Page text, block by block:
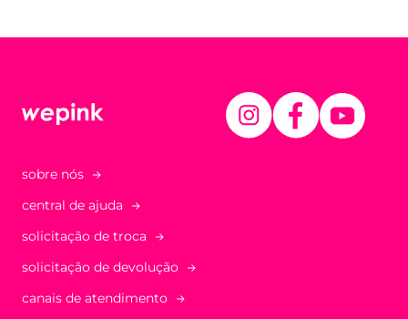
sobre nós
central de ajuda
solicitação de troca
solicitação de devolução
canais de atendimento